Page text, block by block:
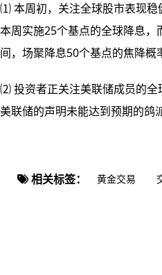
⑴ 本周初，关注全球股市表现稳
本周实施25个基点的全球降息
间，场聚降息50个基点的焦降概
⑵ 投资者正关注美联储成员的全
美联储的声明未能达到预期的鸽
相关标签： 黄金交易